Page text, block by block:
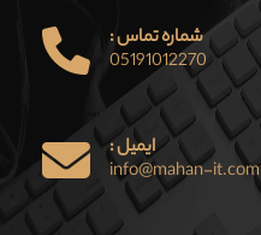
شماره تماس :
05191012270
ایمیل :
info@mahan-it.com